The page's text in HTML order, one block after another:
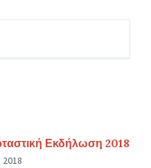
Εκδήλωση 2018
2018